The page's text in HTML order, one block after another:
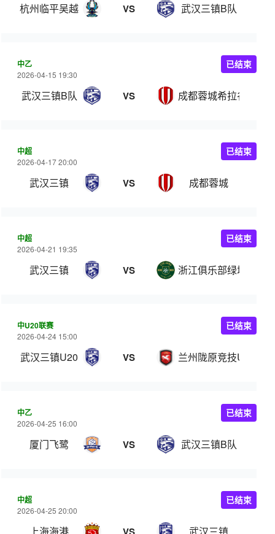
杭州临平吴越 VS 武汉三镇B队
中乙
2026-04-15 19:30
武汉三镇B队 VS 成都蓉城希拉谷
已结束
中超
2026-04-17 20:00
武汉三镇 VS 成都蓉城
已结束
中超
2026-04-21 19:35
武汉三镇 VS 浙江俱乐部绿城
已结束
中U20联赛
2026-04-24 15:00
武汉三镇U20 VS 兰州陇原竞技U20
已结束
中乙
2026-04-25 16:00
厦门飞鹭 VS 武汉三镇B队
已结束
中超
2026-04-25 20:00
已结束